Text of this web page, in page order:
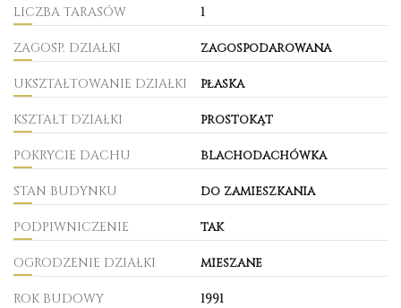
LICZBA TARASÓW 1
ZAGOSP. DZIAŁKI zagospodarowana
UKSZTAŁTOWANIE DZIAŁKI płaska
KSZTAŁT DZIAŁKI prostokąt
POKRYCIE DACHU blachodachówka
STAN BUDYNKU do zamieszkania
PODPIWNICZENIE tak
OGRODZENIE DZIAŁKI mieszane
ROK BUDOWY 1991